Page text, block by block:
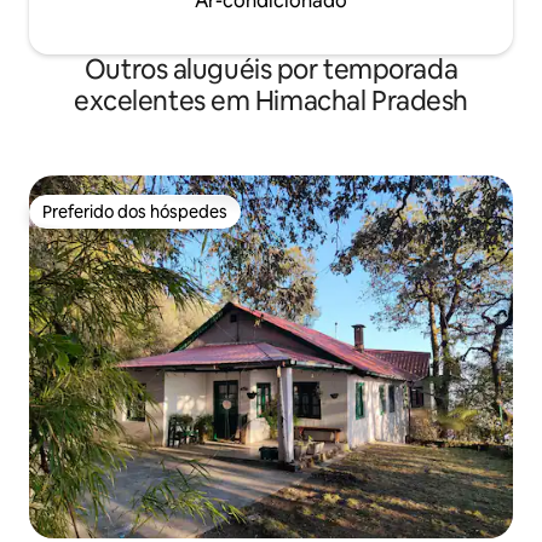
Outros aluguéis por temporada
excelentes em Himachal Pradesh
Preferido dos hóspedes
Preferido dos hóspedes